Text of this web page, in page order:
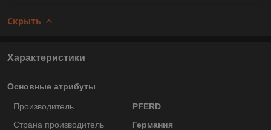
Скрыть
Характеристики
Основные атрибуты
Производитель
PFERD
Страна производитель
Германия